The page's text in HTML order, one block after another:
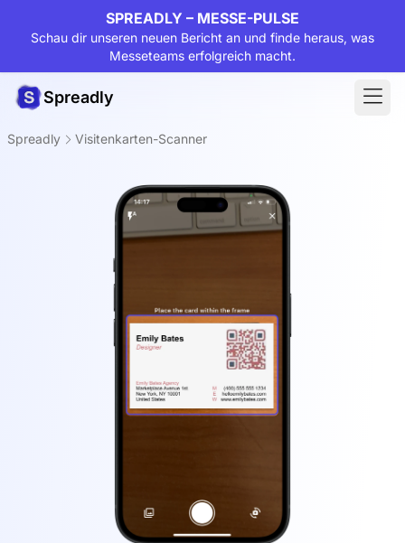
SPREADLY – MESSE-PULSE
Schau dir unseren neuen Bericht an und finde heraus, was
Messeteams erfolgreich macht.
Spreadly
Spreadly Visitenkarten-Scanner